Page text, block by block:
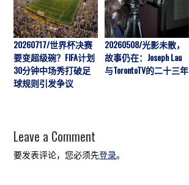
20260717/世界杯决赛
要变超级碗？FIFA计划
30分钟中场秀打破足
球规则引发争议
20260508/光影未散，
故事仍在：Joseph Lau
与TorontoTV的二十三年
Leave a Comment
要发表评论，您必须先登录。